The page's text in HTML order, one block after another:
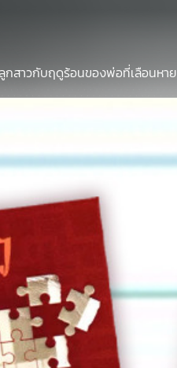
กสาวกับฤดูร้อนของพ่อที่เลือนหาย